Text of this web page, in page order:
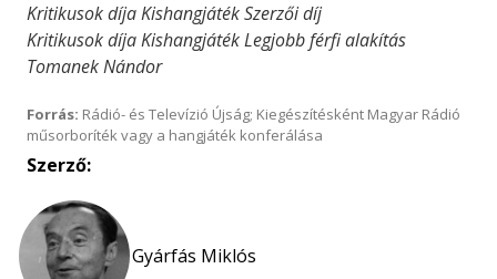
Kritikusok díja Kishangjáték Szerzői díj
Kritikusok díja Kishangjáték Legjobb férfi alakítás
Tomanek Nándor
Forrás: Rádió- és Televízió Újság; Kiegészítésként Magyar Rádió
műsorboríték vagy a hangjáték konferálása
Szerző:
Gyárfás Miklós